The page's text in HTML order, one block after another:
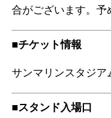
合がございます。予
■チケット情報
サンマリンスタジア
■スタンド入場口